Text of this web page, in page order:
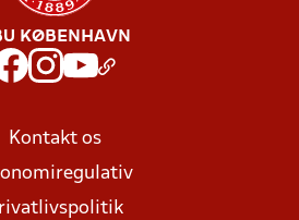
KØBENHAVN
Kontakt os